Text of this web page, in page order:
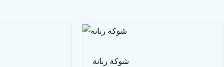
شوكة رنانة